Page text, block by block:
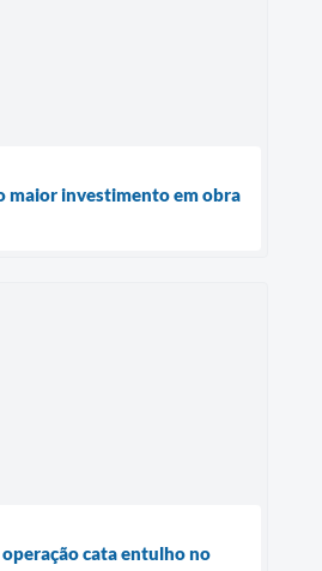
maior investimento em obra
cata entulho no